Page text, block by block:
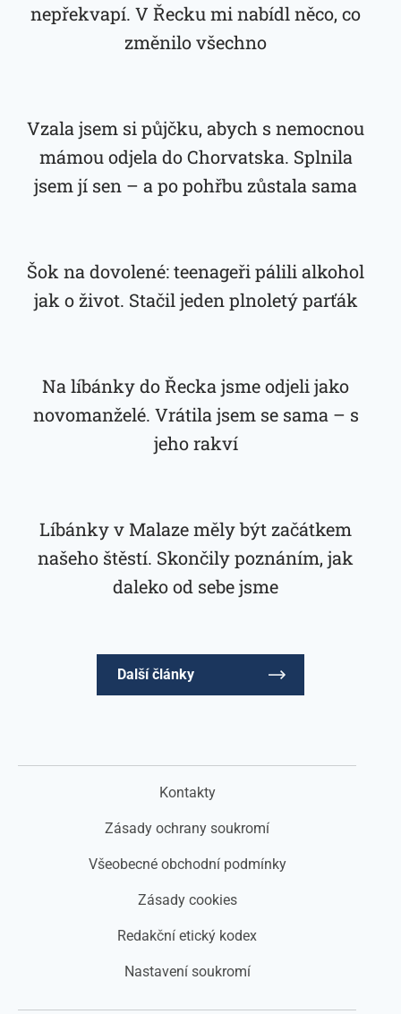
nepřekvapí. V Řecku mi nabídl něco, co
změnilo všechno
Vzala jsem si půjčku, abych s nemocnou
mámou odjela do Chorvatska. Splnila
jsem jí sen – a po pohřbu zůstala sama
Šok na dovolené: teenageři pálili alkohol
jak o život. Stačil jeden plnoletý parťák
Na líbánky do Řecka jsme odjeli jako
novomanželé. Vrátila jsem se sama – s
jeho rakví
Líbánky v Malaze měly být začátkem
našeho štěstí. Skončily poznáním, jak
daleko od sebe jsme
Další články
Kontakty
Zásady ochrany soukromí
Všeobecné obchodní podmínky
Zásady cookies
Redakční etický kodex
Nastavení soukromí